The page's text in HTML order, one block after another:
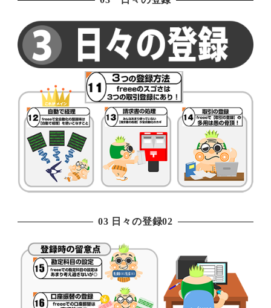
03 日々の登録02